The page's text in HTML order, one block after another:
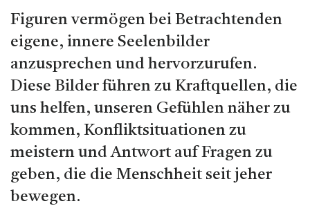
Figuren vermögen bei Betrachtenden
eigene, innere Seelenbilder
anzusprechen und hervorzurufen.
Diese Bilder führen zu Kraftquellen, die
uns helfen, unseren Gefühlen näher zu
kommen, Konfliktsituationen zu
meistern und Antwort auf Fragen zu
geben, die die Menschheit seit jeher
bewegen.